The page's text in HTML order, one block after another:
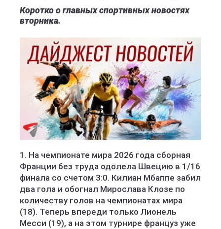
Коротко о главных спортивных новостях
вторника.
1. На чемпионате мира 2026 года сборная
Франции без труда одолела Швецию в 1/16
финала со счетом 3:0. Килиан Мбаппе забил
два гола и обогнал Мирослава Клозе по
количеству голов на чемпионатах мира
(18). Теперь впереди только Лионель
Месси (19), а на этом турнире француз уже